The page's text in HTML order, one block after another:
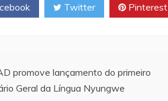
Twitter Pinterest
promove lançamento do primeiro
Geral da Língua Nyungwe